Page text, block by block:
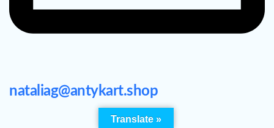
nataliag@antykart.shop
Translate »